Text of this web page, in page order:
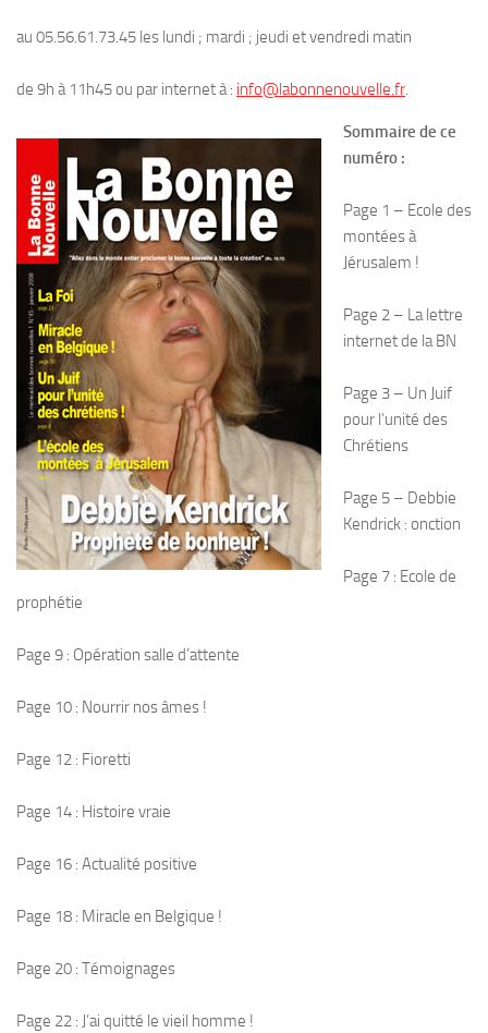
au 05.56.61.73.45 les lundi ; mardi ; jeudi et vendredi matin
de 9h à 11h45 ou par internet à : info@labonnenouvelle.fr
Sommaire de ce
numéro :
Page 1 – Ecole des
montées à
Jérusalem !
Page 2 – La lettre
internet de la BN
Page 3 – Un Juif
pour l’unité des
Chrétiens
Page 5 – Debbie
Kendrick : onction
Page 7 : Ecole de
prophétie
Page 9 : Opération salle d’attente
Page 10 : Nourrir nos âmes !
Page 12 : Fioretti
Page 14 : Histoire vraie
Page 16 : Actualité positive
Page 18 : Miracle en Belgique !
Page 20 : Témoignages
Page 22 : J’ai quitté le vieil homme !